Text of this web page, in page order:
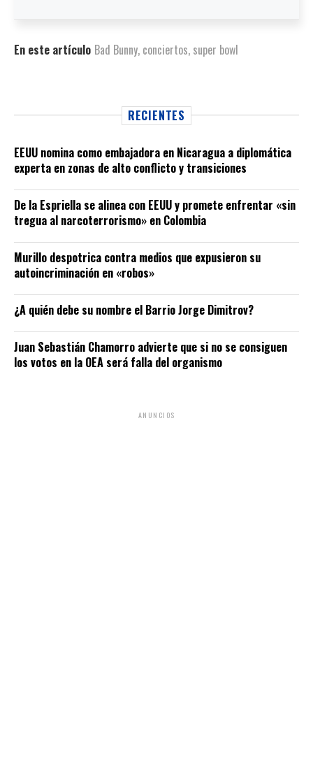
En este artículo Bad Bunny, conciertos, super bowl
RECIENTES
EEUU nomina como embajadora en Nicaragua a diplomática
experta en zonas de alto conflicto y transiciones
De la Espriella se alinea con EEUU y promete enfrentar «sin
tregua al narcoterrorismo» en Colombia
Murillo despotrica contra medios que expusieron su
autoincriminación en «robos»
¿A quién debe su nombre el Barrio Jorge Dimitrov?
Juan Sebastián Chamorro advierte que si no se consiguen
los votos en la OEA será falla del organismo
ANUNCIOS